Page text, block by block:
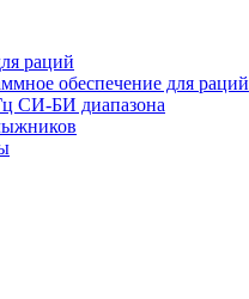
раций
обеспечение для раций
СИ-БИ диапазона